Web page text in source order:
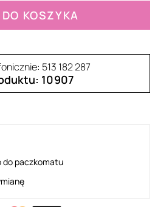
KOSZYKA
513 182 287
10907
do paczkomatu